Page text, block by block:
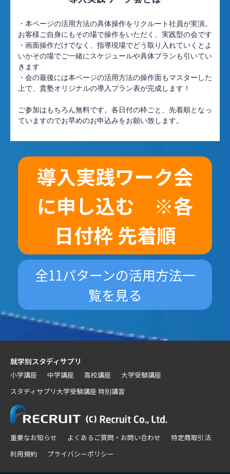
・本ページの活用方法の具体操作をリクルート社員が実演。
お客様ご自身にもその場で操作をいただく、実践型の会です
・画面操作だけでなく、指導現場でどう取り入れていくとよ
いかその場でご一緒にスケジュールや具体プランも引いてい
きます
・会の最後には本ページの活用方法の操作面もマスターした
上で、貴塾オリジナルの導入プラン表が完成します！
ご参加はもちろん無料です。各日付の枠ごと、先着順となっ
ていますのでお早めのお申込みをお願い致します。
導入実践ワーク会
に申し込む ※各
日付枠 先着順
全11パターンの活用方法一
覧を見る
就学別スタディサプリ
小学講座 中学講座 高校講座
大学受験講座
スタディサプリ大学受験講座 特別講習
重要なお知らせ よくあるご質問・お問い合わせ
特定商取引法
利用規約
プライバシーポリシー